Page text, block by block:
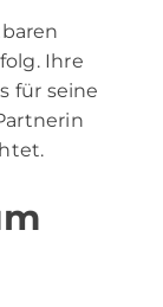
Ihre
für seine